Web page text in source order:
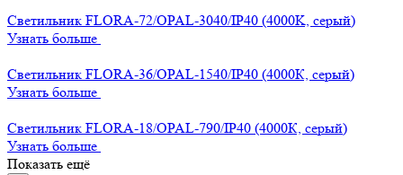
Светильник FLORA-72/OPAL-3040/IP40 (4000K, серый)
Узнать больше
Светильник FLORA-36/OPAL-1540/IP40 (4000К, серый)
Узнать больше
Светильник FLORA-18/OPAL-790/IP40 (4000К, серый)
Узнать больше
Показать ещё